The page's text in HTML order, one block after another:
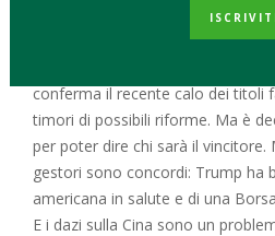
sembrerebbe stando all’analisi
all’andamento delle precedenti
conferma il recente calo dei titoli
timori di possibili riforme. Ma è
per poter dire chi sarà il vincitore.
gestori sono concordi: Trump ha
americana in salute e di una
E i dazi sulla Cina sono un